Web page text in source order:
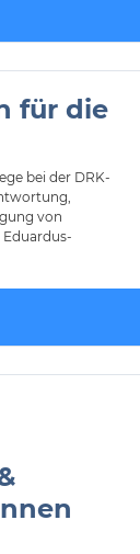
für die
bei der DRK-
von